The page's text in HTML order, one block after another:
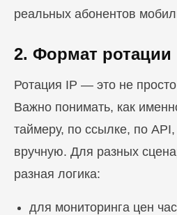
реальных абонентов
2. Формат ротации
Ротация IP — это не
Важно понимать, как
таймеру, по ссылке, по
вручную. Для разных
разная логика:
для мониторинга цен